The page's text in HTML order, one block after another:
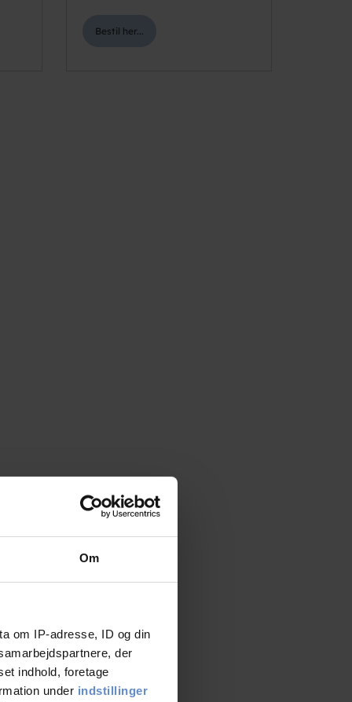
Om
om IP-adresse, ID og din
der
indhold, foretage
under indstillinger
Bestil her...